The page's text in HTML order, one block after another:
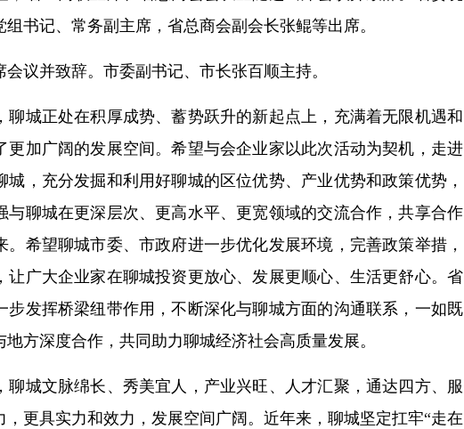
书记、常务副主席，省总商会副会长张鲲等出席。
并致辞。市委副书记、市长张百顺主持。
城正处在积厚成势、蓄势跃升的新起点上，充满着无限机遇和
更加广阔的发展空间。希望与会企业家以此次活动为契机，走进
城，充分发掘和利用好聊城的区位优势、产业优势和政策优势，
与聊城在更深层次、更高水平、更宽领域的交流合作，共享合作
。希望聊城市委、市政府进一步优化发展环境，完善政策举措，
让广大企业家在聊城投资更放心、发展更顺心、生活更舒心。省
步发挥桥梁纽带作用，不断深化与聊城方面的沟通联系，一如既
方深度合作，共同助力聊城经济社会高质量发展。
城文脉绵长、秀美宜人，产业兴旺、人才汇聚，通达四方、服
更具实力和效力，发展空间广阔。近年来，聊城坚定扛牢“走在